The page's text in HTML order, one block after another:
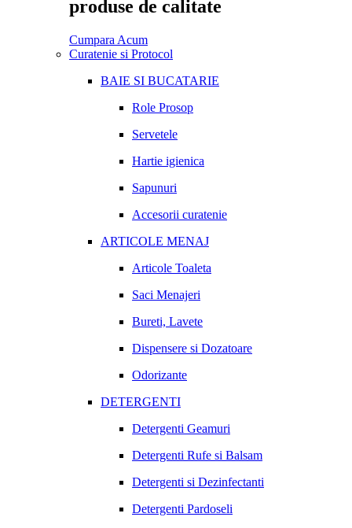
produse de calitate
Cumpara Acum
Curatenie si Protocol
BAIE SI BUCATARIE
Role Prosop
Servetele
Hartie igienica
Sapunuri
Accesorii curatenie
ARTICOLE MENAJ
Articole Toaleta
Saci Menajeri
Bureti, Lavete
Dispensere si Dozatoare
Odorizante
DETERGENTI
Detergenti Geamuri
Detergenti Rufe si Balsam
Detergenti si Dezinfectanti
Detergenti Pardoseli